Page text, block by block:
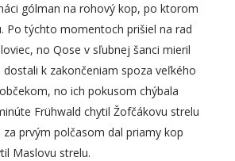
gólman na rohový kop, po ktorom
Po týchto momentoch prišiel na rad
no Qose v sľubnej šanci mieril
dostali k zakončeniam spoza veľkého
no ich pokusom chýbala
Frühwald chytil Žofčákovu strelu
prvým polčasom dal priamy kop
Maslovu strelu.